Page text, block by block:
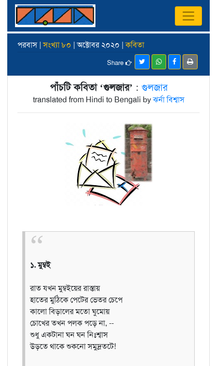
পরবাস |সংখ্যা ৮০ | অক্টোবর ২০২০ |কবিতা
Share
পাঁচটি কবিতা ‘গুলজার’ : গুলজার
translated from Hindi to Bengali byঝর্না বিশ্বাস
১. মুম্বই
রাত যখন মুম্বইয়ের রাস্তায়
হাতের মুঠিকে পেটের ভেতর চেপে
কালো বিড়ালের মতো ঘুমোয়
চোখের তখন পলক পড়ে না, --
শুধু একটানা ঘন ঘন নিঃশ্বাস
উড়তে থাকে শুকনো সমুদ্রতটে!